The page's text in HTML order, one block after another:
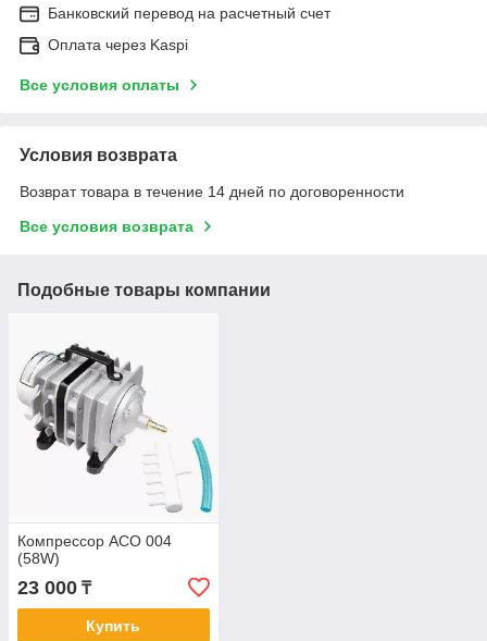
Банковский перевод на расчетный счет
Оплата через Kaspi
Все условия оплаты
Условия возврата
Возврат товара в течение 14 дней по договоренности
Все условия возврата
Подобные товары компании
Компрессор АСО 004
(58W)
23 000 ₸
Купить